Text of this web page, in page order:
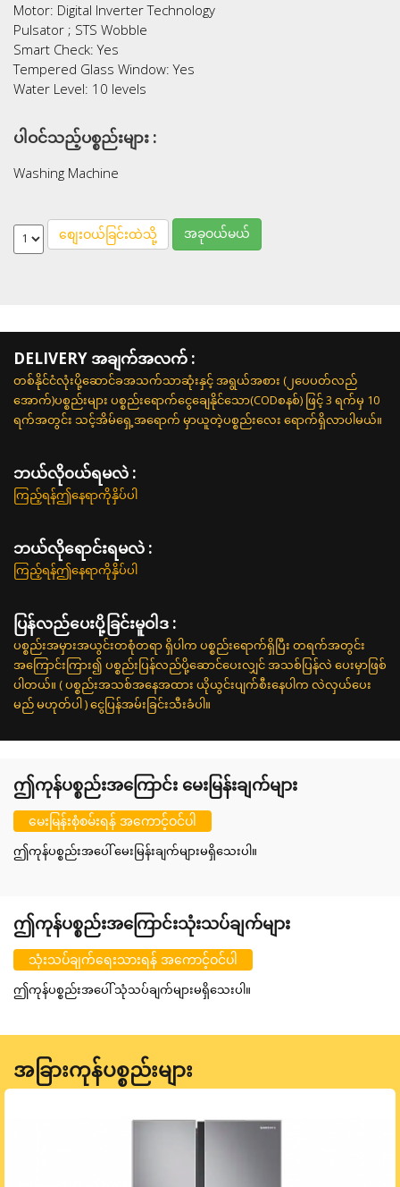
Motor: Digital Inverter Technology
Pulsator ; STS Wobble
Smart Check: Yes
Tempered Glass Window: Yes
Water Level: 10 levels
ပါဝင်သည့်ပစ္စည်းများ :
Washing Machine
စျေးဝယ်ခြင်းထဲသို့ အခုဝယ်မယ်
DELIVERY အချက်အလက် :
တစ်နိုင်ငံလုံးပို့ဆောင်ခအသက်သာဆုံးနှင့် အရွယ်အစား (၂ပေပတ်လည်
အောက်)ပစ္စည်းများ ပစ္စည်းရောက်ငွေချေနိုင်သော(CODစနစ်) ဖြင့် 3 ရက်မှ 10
ရက်အတွင်း သင့်အိမ်ရှေ့အရောက် မှာယူတဲ့ပစ္စည်းလေး ရောက်ရှိလာပါမယ်။
ဘယ်လို၀ယ်ရမလဲ :
ကြည့်ရန်ဤနေရာကိုနှိပ်ပါ
ဘယ်လိုရောင်းရမလဲ :
ကြည့်ရန်ဤနေရာကိုနှိပ်ပါ
ပြန်လည်ပေးပို့ခြင်းမူဝါဒ :
ပစ္စည်းအမှားအယွင်းတစုံတရာ ရှိပါက ပစ္စည်းရောက်ရှိပြီး တရက်အတွင်း
အကြောင်းကြား၍ ပစ္စည်းပြန်လည်ပို့ဆောင်ပေးလျှင် အသစ်ပြန်လဲ ပေးမှာဖြစ်
ပါတယ်။ ( ပစ္စည်းအသစ်အနေအထား ယိုယွင်းပျက်စီးနေပါက လဲလှယ်ပေး
မည် မဟုတ်ပါ ) ငွေပြန်အမ်းခြင်းသီးခံပါ။
ဤကုန်ပစ္စည်းအကြောင်း မေးမြန်းချက်များ
မေးမြန်းစုံစမ်းရန် အကောင့်ဝင်ပါ
ဤကုန်ပစ္စည်းအပေါ် မေးမြန်းချက်များမရှိသေးပါ။
ဤကုန်ပစ္စည်းအကြောင်းသုံးသပ်ချက်များ
သုံးသပ်ချက်ရေးသားရန် အကောင့်ဝင်ပါ
ဤကုန်ပစ္စည်းအပေါ် သုံသပ်ချက်များမရှိသေးပါ။
အခြားကုန်ပစ္စည်းများ